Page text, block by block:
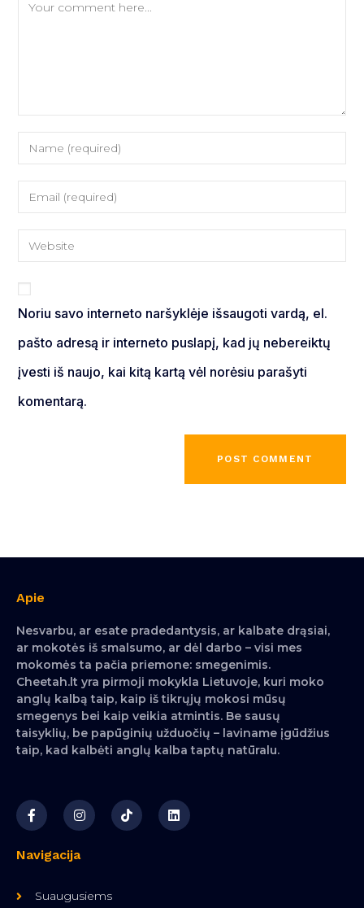
Noriu savo interneto naršyklėje išsaugoti vardą, el.
pašto adresą ir interneto puslapį, kad jų nebereiktų
įvesti iš naujo, kai kitą kartą vėl norėsiu parašyti
komentarą.
Apie
Nesvarbu, ar esate pradedantysis, ar kalbate drąsiai,
ar mokotės iš smalsumo, ar dėl darbo – visi mes
mokomės ta pačia priemone: smegenimis.
Cheetah.lt yra pirmoji mokykla Lietuvoje, kuri moko
anglų kalbą taip, kaip iš tikrųjų mokosi mūsų
smegenys bei kaip veikia atmintis. Be sausų
taisyklių, be papūginių užduočių – laviname įgūdžius
taip, kad kalbėti anglų kalba taptų natūralu.
Navigacija
Suaugusiems